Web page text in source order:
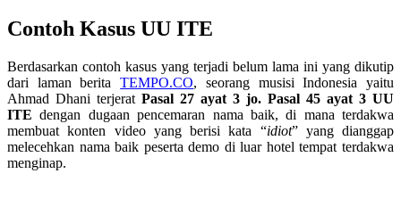
Contoh Kasus UU ITE
Berdasarkan contoh kasus yang terjadi belum lama ini yang dikutip
dari laman beritaTEMPO.CO, seorang musisi Indonesia yaitu
Ahmad Dhani terjerat Pasal 27 ayat 3 jo. Pasal 45 ayat 3 UU
ITEdengan dugaan pencemaran nama baik, di mana terdakwa
membuat konten video yang berisi kata “idiot” yang dianggap
melecehkan nama baik peserta demo di luar hotel tempat terdakwa
menginap.